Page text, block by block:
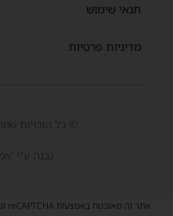
תנאי שימוש
מדיניות פרטיות
© כל הזכויות
נבנה ע"י
אתר זה מאובטח באמצעות reCAPTCHA וגוגל בכפוף